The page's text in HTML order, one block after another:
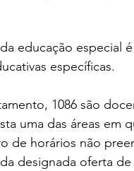
educação especial
específicas.
1086 são
uma das áreas em
de horários não
designada oferta de